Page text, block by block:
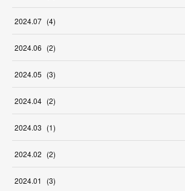
2024.07 (4)
2024.06 (2)
2024.05 (3)
2024.04 (2)
2024.03 (1)
2024.02 (2)
2024.01 (3)